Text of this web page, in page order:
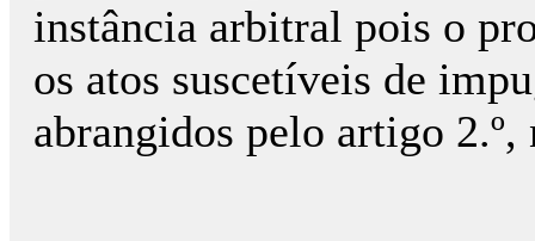
instância arbitral pois o
os atos suscetíveis de
abrangidos pelo artigo 2.º,